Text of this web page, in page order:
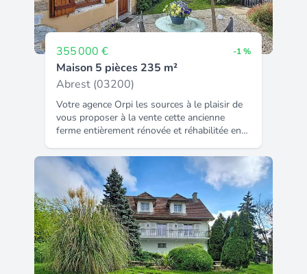
355 000 € -1 %
Maison 5 pièces 235 m²
Abrest (03200)
Votre agence Orpi les sources à le plaisir de
vous proposer à la vente cette ancienne
ferme entièrement rénovée et réhabilitée en
5 min de Vichy tout en étant au calme, ses
265 m² se composent de la manière suivante
: Au rez de chaussée : une entrée, un espace
dressing, un WC indépendant, une salle
d'eau, un salon / séjour / cuisine de 100 m²
ouvrant sur une terrasse de 60 m², une
chambre, une seconde salle d'eau avec WC.
À l'étage : deux chambres, un WC
indépendant mais aussi deux mezzanines,